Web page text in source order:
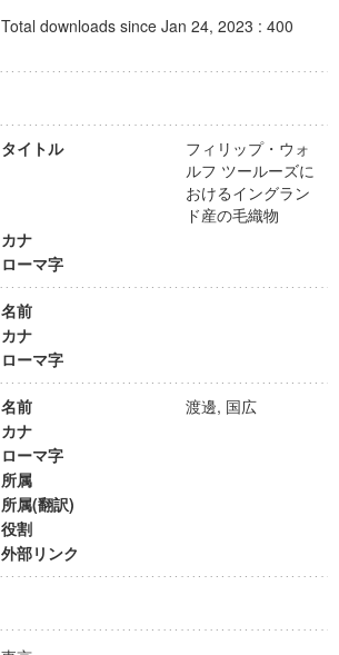
Total downloads since Jan 24, 2023 : 400
タイトル
フィリップ・ウォ
ルフ ツールーズに
おけるイングラン
ド産の毛織物
カナ
ローマ字
名前
カナ
ローマ字
名前
渡邊, 国広
カナ
ローマ字
所属
所属(翻訳)
役割
外部リンク